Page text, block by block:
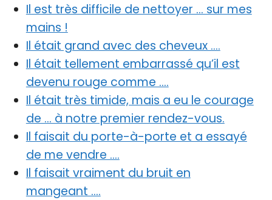
Il est très difficile de nettoyer … sur mes
mains !
Il était grand avec des cheveux ….
Il était tellement embarrassé qu’il est
devenu rouge comme ….
Il était très timide, mais a eu le courage
de … à notre premier rendez-vous.
Il faisait du porte-à-porte et a essayé
de me vendre ….
Il faisait vraiment du bruit en
mangeant ….